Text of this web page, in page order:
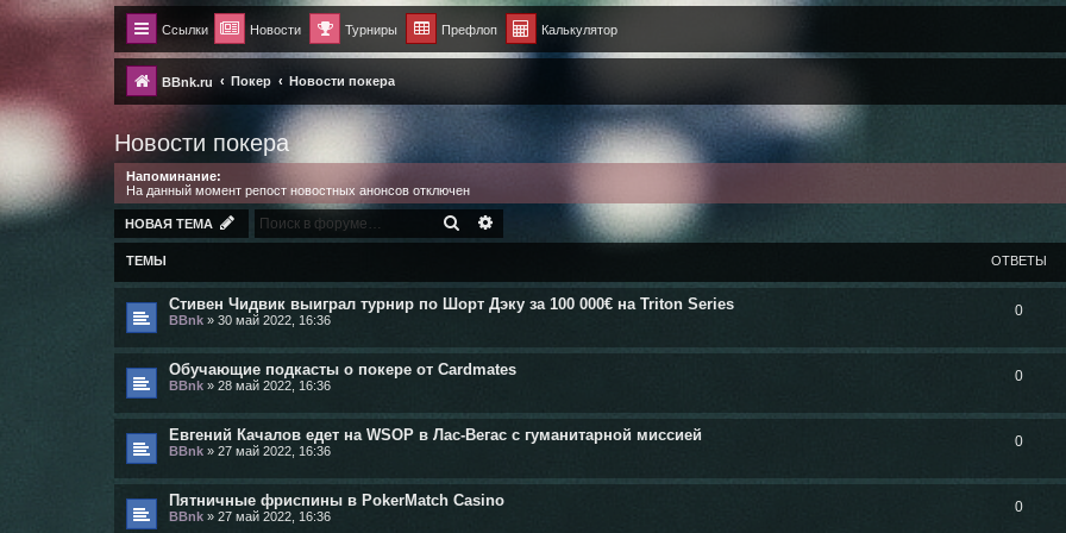
Ссылки Новости Турниры Префлоп Калькулятор
BBnk.ru Покер Новости покера
Новости покера
Напоминание:
На данный момент репост новостных анонсов отключен
НОВАЯ ТЕМА ПОИСКРАСШИРЕННЫЙ ПОИСК
ТЕМЫ ОТВЕТЫ
Стивен Чидвик выиграл турнир по Шорт Дэку за 100 000€ на Triton Series
BBnk » 30 май 2022, 16:36
0
Обучающие подкасты о покере от Cardmates
BBnk » 28 май 2022, 16:36
0
Евгений Качалов едет на WSOP в Лас-Вегас с гуманитарной миссией
BBnk » 27 май 2022, 16:36
0
Пятничные фриспины в PokerMatch Casino
BBnk » 27 май 2022, 16:36
0